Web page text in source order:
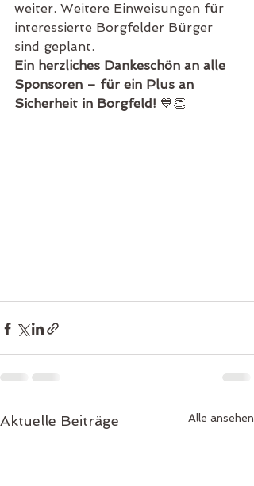
weiter. Weitere Einweisungen für
interessierte Borgfelder Bürger
sind geplant.
Ein herzliches Dankeschön an alle
Sponsoren – für ein Plus an
Sicherheit in Borgfeld! 💙👏
Aktuelle Beiträge Alle ansehen